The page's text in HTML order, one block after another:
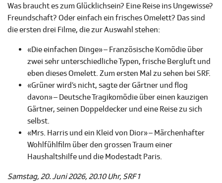
Was braucht es zum Glücklichsein? Eine Reise ins Ungewisse?
Freundschaft? Oder einfach ein frisches Omelett? Das sind
die ersten drei Filme, die zur Auswahl stehen:
«Die einfachen Dinge» – Französische Komödie über
zwei sehr unterschiedliche Typen, frische Bergluft und
eben dieses Omelett. Zum ersten Mal zu sehen bei SRF.
«Grüner wird’s nicht, sagte der Gärtner und flog
davon» – Deutsche Tragikomödie über einen kauzigen
Gärtner, seinen Doppeldecker und eine Reise zu sich
selbst.
«Mrs. Harris und ein Kleid von Dior» – Märchenhafter
Wohlfühlfilm über den grossen Traum einer
Haushaltshilfe und die Modestadt Paris.
Samstag, 20. Juni 2026, 20.10 Uhr, SRF 1